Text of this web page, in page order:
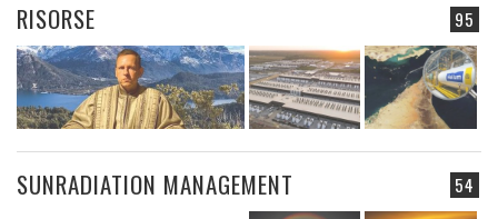
95
RISORSE
54
SUNRADIATION MANAGEMENT